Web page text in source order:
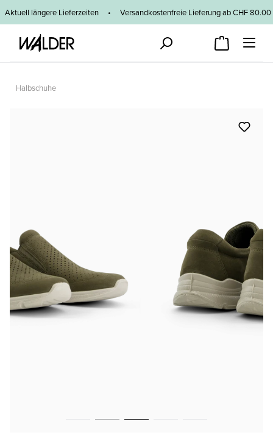
Zum Hauptinhalt springen
Aktuell längere Lieferzeiten • Versandkostenfreie Lieferung ab CHF
Halbschuhe